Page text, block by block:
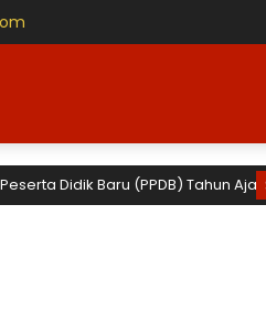
Didik Baru (PPDB) Tahun Ajaran